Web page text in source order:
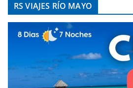
RS VIAJES RÍO MAYO